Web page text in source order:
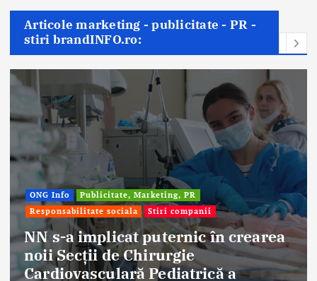
Articole marketing - publicitate - PR -
stiri brandINFO.ro:
Marketing, PR
Stiri companii
puternic în crearea
Chirurgie
Pediatrică a
Afaceri & Economie
Stiri companii
Eternal
aniversat